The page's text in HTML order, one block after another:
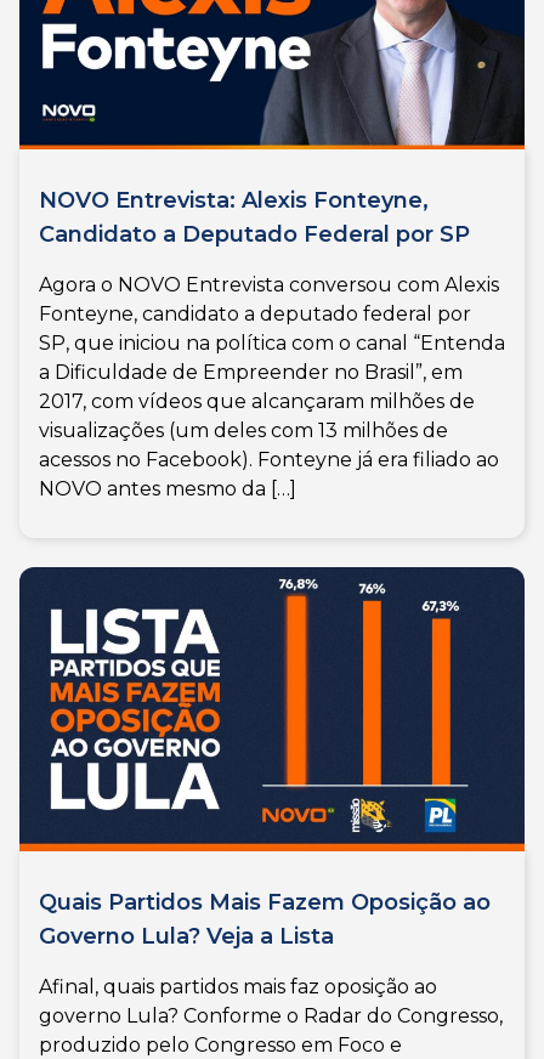
NOVO Entrevista: Alexis Fonteyne,
Candidato a Deputado Federal por SP
Agora o NOVO Entrevista conversou com Alexis
Fonteyne, candidato a deputado federal por
SP, que iniciou na política com o canal “Entenda
a Dificuldade de Empreender no Brasil”, em
2017, com vídeos que alcançaram milhões de
visualizações (um deles com 13 milhões de
acessos no Facebook). Fonteyne já era filiado ao
NOVO antes mesmo da […]
Quais Partidos Mais Fazem Oposição ao
Governo Lula? Veja a Lista
Afinal, quais partidos mais faz oposição ao
governo Lula? Conforme o Radar do Congresso,
produzido pelo Congresso em Foco e